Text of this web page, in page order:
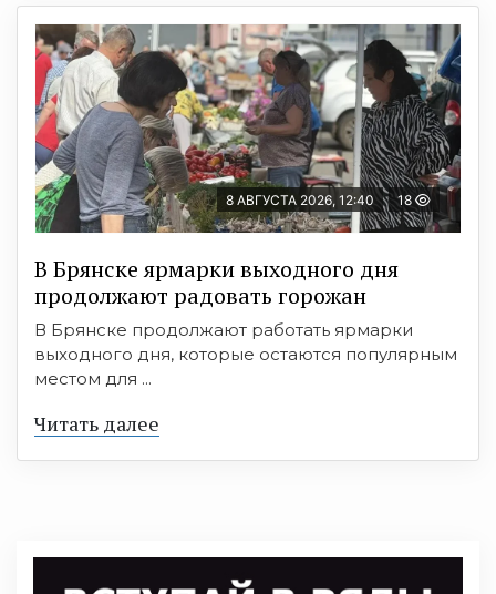
8 АВГУСТА 2026, 12:40 18
В Брянске ярмарки выходного дня
продолжают радовать горожан
В Брянске продолжают работать ярмарки
выходного дня, которые остаются популярным
местом для ...
Читать далее